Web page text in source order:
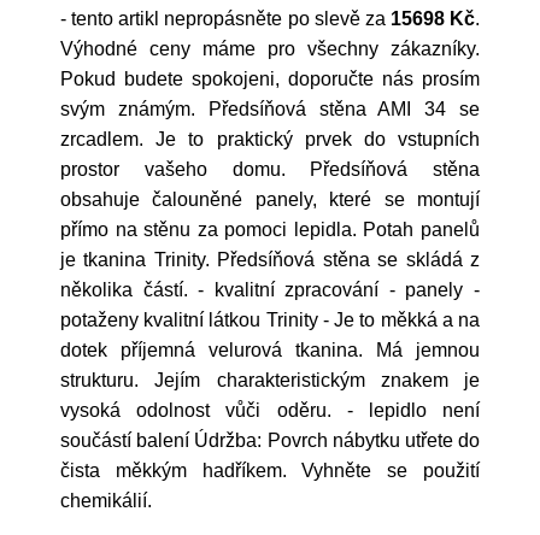
- tento artikl nepropásněte po slevě za 15698 Kč.
Výhodné ceny máme pro všechny zákazníky.
Pokud budete spokojeni, doporučte nás prosím
svým známým. Předsíňová stěna AMI 34 se
zrcadlem. Je to praktický prvek do vstupních
prostor vašeho domu. Předsíňová stěna
obsahuje čalouněné panely, které se montují
přímo na stěnu za pomoci lepidla. Potah panelů
je tkanina Trinity. Předsíňová stěna se skládá z
několika částí. - kvalitní zpracování - panely -
potaženy kvalitní látkou Trinity - Je to měkká a na
dotek příjemná velurová tkanina. Má jemnou
strukturu. Jejím charakteristickým znakem je
vysoká odolnost vůči oděru. - lepidlo není
součástí balení Údržba: Povrch nábytku utřete do
čista měkkým hadříkem. Vyhněte se použití
chemikálií.